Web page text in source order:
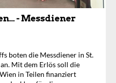
- Messdiener
boten die Messdiener in St.
Mit dem Erlös soll die
in Teilen finanziert